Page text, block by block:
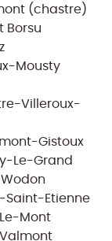
(chastre)
Borsu
Mousty
Villeroux-
Gistoux
Le-Grand
Saint-Etienne
Mont